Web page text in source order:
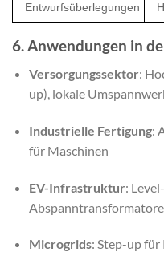
Entwurfsüberlegungen
6. Anwendungen in
Versorgungssektor:
up), lokale
Industrielle Fertigung:
für Maschinen
EV-Infrastruktur:
Microgrids: Step-up für